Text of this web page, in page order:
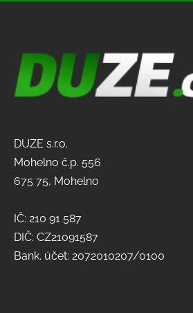
DUZE s.r.o.
Mohelno č.p. 556
675 75, Mohelno
IČ: 210 91 587
DIČ: CZ21091587
Bank. účet: 2072010207/0100